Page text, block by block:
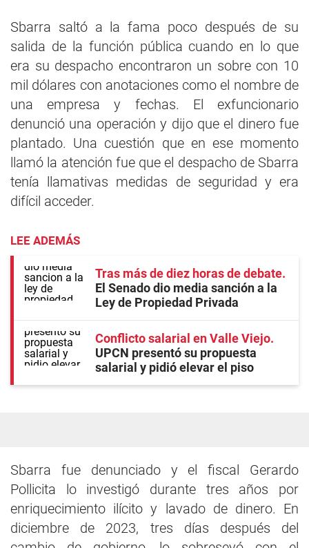
Sbarra saltó a la fama poco después de su
salida de la función pública cuando en lo que
era su despacho encontraron un sobre con 10
mil dólares con anotaciones como el nombre de
una empresa y fechas. El exfuncionario
denunció una operación y dijo que el dinero fue
plantado. Una cuestión que en ese momento
llamó la atención fue que el despacho de Sbarra
tenía llamativas medidas de seguridad y era
difícil acceder.
LEE ADEMÁS
Tras más de diez horas de debate
El Senado dio media sanción a la
Ley de Propiedad Privada
Conflicto salarial en Valle Viejo
UPCN presentó su propuesta
salarial y pidió elevar el piso
Sbarra fue denunciado y el fiscal Gerardo
Pollicita lo investigó durante tres años por
enriquecimiento ilícito y lavado de dinero. En
diciembre de 2023, tres días después del